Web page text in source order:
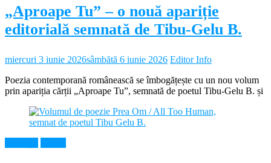
„Aproape Tu” – o nouă apariție
editorială semnată de Tibu-Gelu B.
miercuri 3 iunie 2026sâmbătă 6 iunie 2026 Editor Info
Poezia contemporană românească se îmbogățește cu un nou volum
prin apariția cărții „Aproape Tu”, semnată de poetul Tibu-Gelu B. și